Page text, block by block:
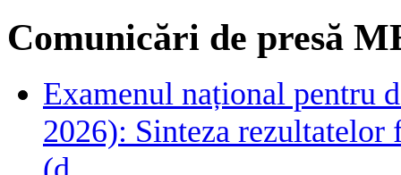
Comunicări de presă
Examenul național pentru
2026): Sinteza rezultatelor